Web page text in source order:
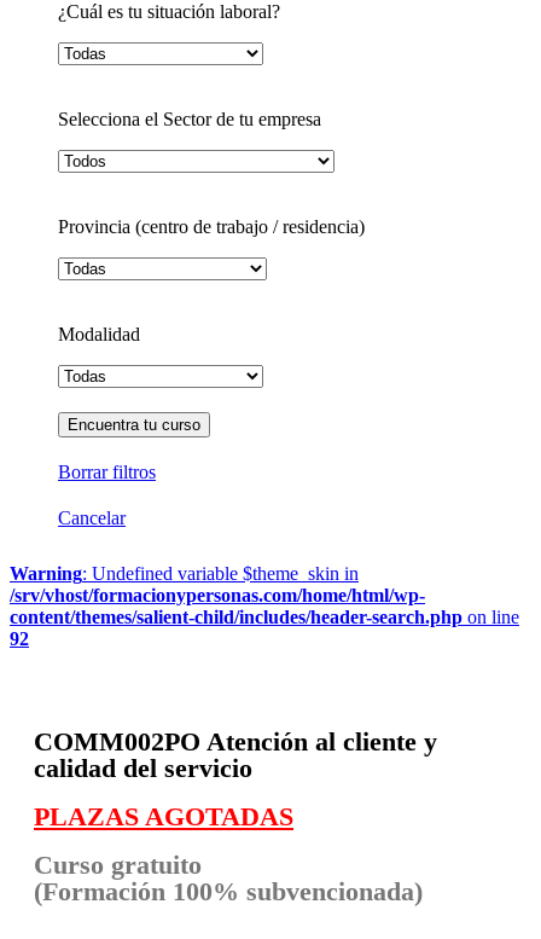
¿Cuál es tu situación laboral?
Selecciona el Sector de tu empresa
Provincia (centro de trabajo / residencia)
Modalidad
Borrar filtros
Cancelar
Warning: Undefined variable $theme_skin in
/srv/vhost/formacionypersonas.com/home/html/wp-
content/themes/salient-child/includes/header-search.php on line
92
COMM002PO Atención al cliente y
calidad del servicio
PLAZAS AGOTADAS
Curso gratuito
(Formación 100% subvencionada)